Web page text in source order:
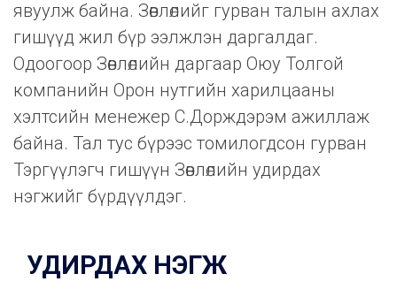
явуулж байна. Зөвлөлийг гурван талын ахлах
гишүүд жил бүр ээлжлэн даргалдаг.
Одоогоор Зөвлөлийн даргаар Оюу Толгой
компанийн Орон нутгийн харилцааны
хэлтсийн менежер С.Дорждэрэм ажиллаж
байна. Тал тус бүрээс томилогдсон гурван
Тэргүүлэгч гишүүн Зөвлөлийн удирдах
нэгжийг бүрдүүлдэг.
УДИРДАХ НЭГЖ